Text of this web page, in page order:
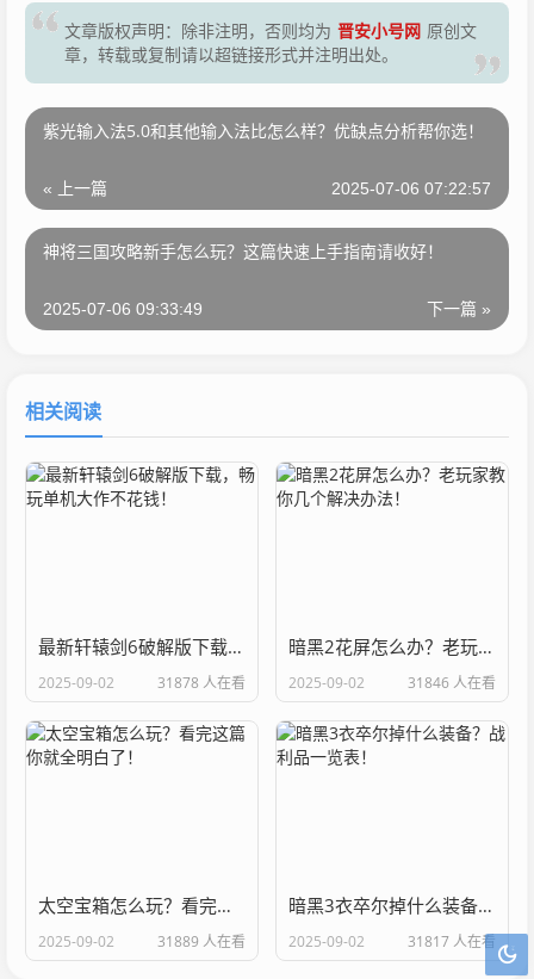
文章版权声明：除非注明，否则均为 晋安小号网 原创文
章，转载或复制请以超链接形式并注明出处。
紫光输入法5.0和其他输入法比怎么样？优缺点分析帮你选！
« 上一篇 2025-07-06 07:22:57
神将三国攻略新手怎么玩？这篇快速上手指南请收好！
下一篇 »
2025-07-06 09:33:49
相关阅读
最新轩辕剑6破解版下载，畅玩单机大作不花钱！
2025-09-02 31878 人在看
暗黑2花屏怎么办？老玩家教你几个解决办法！
2025-09-02 31846 人在看
太空宝箱怎么玩？看完这篇你就全明白了！
2025-09-02 31889 人在看
暗黑3衣卒尔掉什么装备？战利品一览表！
2025-09-02 31817 人在看